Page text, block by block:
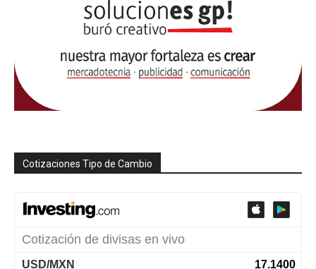
Cotizaciones Tipo de Cambio